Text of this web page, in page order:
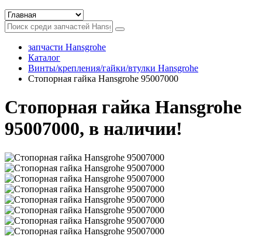
запчасти Hansgrohe
Каталог
Винты/крепления/гайки/втулки Hansgrohe
Стопорная гайка Hansgrohe 95007000
Стопорная гайка Hansgrohe
95007000, в наличии!